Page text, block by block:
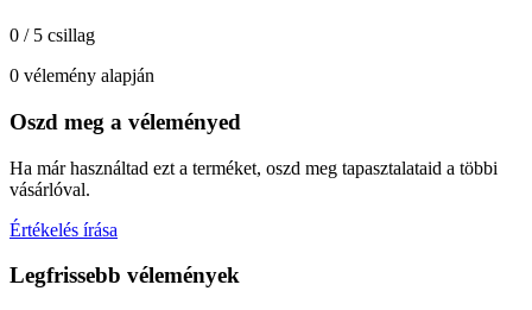
0 / 5 csillag
0 vélemény alapján
Oszd meg a véleményed
Ha már használtad ezt a terméket, oszd meg tapasztalataid a többi
vásárlóval.
Értékelés írása
Legfrissebb vélemények